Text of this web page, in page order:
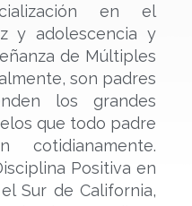
en el
y adolescencia y
de Múltiples
son padres
los grandes
que todo padre
Positiva en
Sur de California,